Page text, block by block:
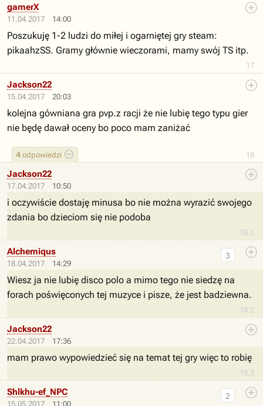
11.04.2017 14:00
17
gamerX
Poszukuję 1-2 ludzi do miłej i ogarniętej gry steam:
pikaahzSS. Gramy głównie wieczorami, mamy swój TS itp.
15.04.2017 20:03
18
4 odpowiedzi
Jackson22
kolejna gówniana gra pvp.z racji że nie lubię tego typu gier
nie będę dawał oceny bo poco mam zaniżać
17.04.2017 10:50
18.1
Jackson22
i oczywiście dostaję minusa bo nie można wyrazić swojego
zdania bo dzieciom się nie podoba
18.04.2017 14:29
18.2
3
Alchemiqus
Wiesz ja nie lubię disco polo a mimo tego nie siedzę na
forach poświęconych tej muzyce i pisze, że jest badziewna.
22.04.2017 17:36
18.3
Jackson22
mam prawo wypowiedzieć się na temat tej gry więc to robię
15.05.2017 11:00
2
Shlkhu-ef_NPC